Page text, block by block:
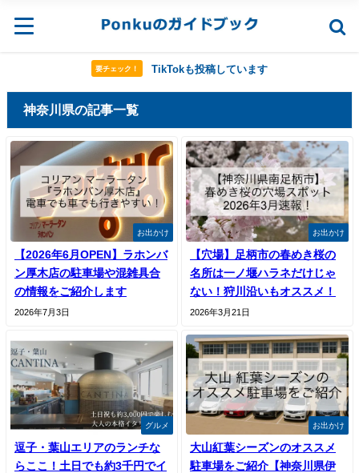
要チェック！ TikTokも投稿しています
神奈川県の記事一覧
お出かけ
【2026年6月OPEN】ラホンバ
ン厚木店の駐車場や混雑具合
の情報をご紹介します
2026年7月3日
お出かけ
【穴場】足柄市の春めき桜の
名所は一ノ堰ハラネだけじゃ
ない！狩川沿いもオススメ！
2026年3月21日
グルメ
逗子・葉山エリアのランチな
らここ！土日でも約3千円でイ
お出かけ
大山紅葉シーズンのオススメ
駐車場をご紹介【神奈川県伊